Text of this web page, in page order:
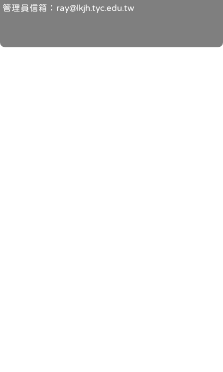
管理員信箱：ray@lkjh.tyc.edu.tw